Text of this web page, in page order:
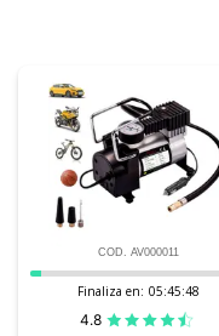
COD. AV000011
Finaliza en: 05:45:47
4.8